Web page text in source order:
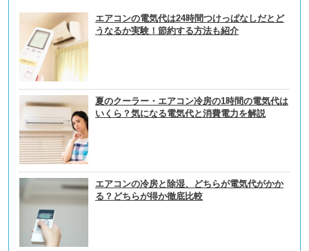
エアコンの電気代は24時間つけっぱなしだとど
うなるか実験！節約する方法も紹介
夏のクーラー・エアコン冷房の1時間の電気代は
いくら？気になる電気代と消費電力を解説
エアコンの冷房と除湿、どちらが電気代がかか
る？どちらが得か徹底比較